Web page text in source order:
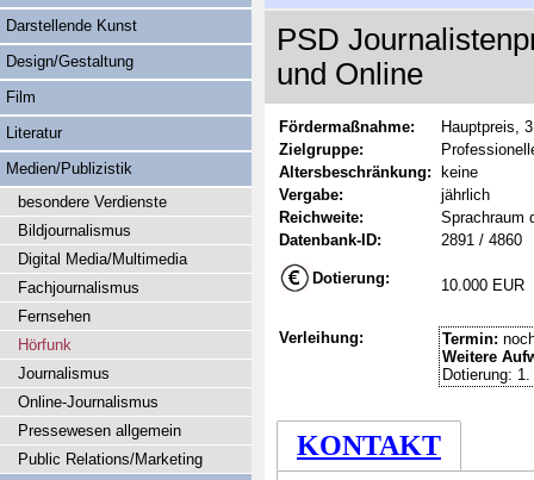
PSD
und Online
Fördermaßnahme:
Hauptpreis,
Zielgruppe:
Altersbeschränkung:
keine
Vergabe:
jährlich
Reichweite:
Sprachraum
Datenbank-ID:
2891 / 4860
Dotierung: 10.000 EUR
Verleihung: Termin:
Weitere
Dotierung:
KONTAKT
Darstellende Kunst
Design/Gestaltung
Film
Literatur
Medien/Publizistik
besondere Verdienste
Bildjournalismus
Digital Media/Multimedia
Fachjournalismus
Fernsehen
Hörfunk
Journalismus
Online-Journalismus
Pressewesen allgemein
Public Relations/Marketing